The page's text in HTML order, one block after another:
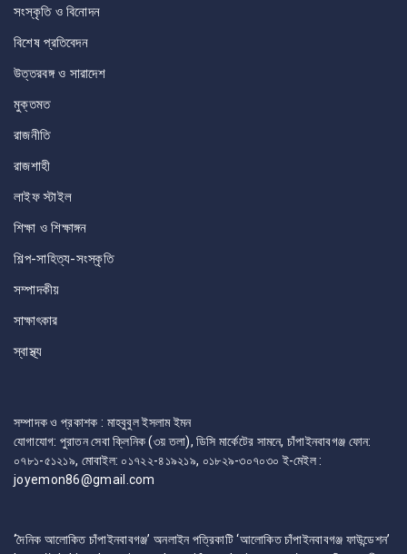
সংস্কৃতি ও বিনোদন
বিশেষ প্রতিবেদন
উত্তরবঙ্গ ও সারাদেশ
মুক্তমত
রাজনীতি
রাজশাহী
লাইফ স্টাইল
শিক্ষা ও শিক্ষাঙ্গন
শিল্প-সাহিত্য-সংস্কৃতি
সম্পাদকীয়
সাক্ষাৎকার
স্বাস্থ্য
সম্পাদক ও প্রকাশক : মাহবুবুল ইসলাম ইমন
যোগাযোগ: পুরাতন সেবা ক্লিনিক (৩য় তলা), ডিসি মার্কেটের সামনে, চাঁপাইনবাবগঞ্জ ফোন:
০৭৮১-৫১২১৯, মোবাইল: ০১৭২২-৪১৯২১৯, ০১৮২৯-৩০৭০৩০ ই-মেইল :
joyemon86@gmail.com
‘দৈনিক আলোকিত চাঁপাইনবাবগঞ্জ’ অনলাইন পত্রিকাটি ‘আলোকিত চাঁপাইনবাবগঞ্জ ফাউন্ডেশন’